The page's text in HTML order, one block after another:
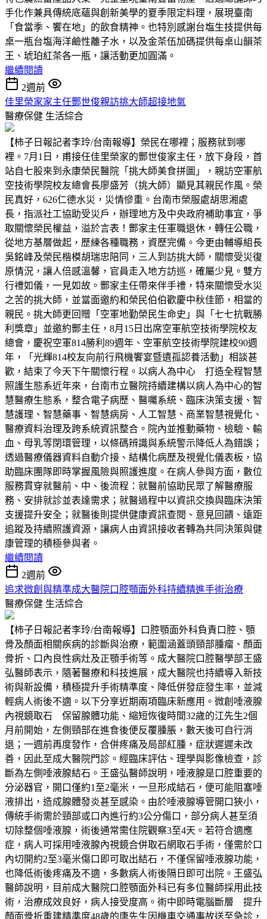
手化作兼具傳統底蘊與創新美學的夏季限定料理，展現臺南
「食當季、饗在地」的飲食精神。也特別感謝台塩生技提供每
桌一瓶台塩海洋鹼性離子水，以及金茶伍加碼提供每桌山韻茶
王、琥珀紅茶各一瓶，讓活動更加圓滿。
繼續閱讀
2週前
佳里榮家家主任酆世俊親訪挑大師超接地氣
醫療保健 生活綜合
【柿子日報記者李玲/台南報導】榮民在哪裡；服務就到哪
裡。7月1日，甫接任佳里榮家的酆世俊家主任，放下身段，首
站自七股來到永康榮民醫院「挑大師美食拼圖」，親訪空軍航
空技術學院校友總會長廖盛芳（挑大師）顯見其親民作風。榮
民真好，626仁德水災，災情慘重。台南市榮服處胡思湘處
長，指派社工協助受災戶，辦理地方及中央政府補助事宜，爭
取關懷榮民權益，溢於言表！酆家主任軍職退休，轉任公職，
從地方基層做起，歷練各種職務，資歷完備。今更由輔導組長
吳銘峰及榮民楷模胡瑞忠陪同，三人到訪挑大師，關懷受災復
原情況，讓人倍感溫馨，官員走入地方訪巡，確屬少見。雙方
行禮如儀，一見如故。酆家主任帶來伴手禮，特來關懷受水災
之苦的挑大師，並當面邀約和榮民伯伯歡慶中秋佳節，相當的
親民。挑大師更回贈「空軍地勤榮民生命史」與「七七抗戰勝
利獎章」並邀約酆主任，8月15日出席空軍航空技術學院校友
總會，慶祝空軍814勝利89週年、空軍航空技術學院建校90週
年，「光輝814校友向前行飛機饗宴暨遺孤認養活動」相談甚
歡，結束了今天下午關懷行程。以病人為中心 打造全程智慧
照護生態系近年來，台南市立醫院持續建構以病人為中心的智
慧醫療生態系，整合電子病歷、醫囑系統、臨床決策支援、智
慧護理、智慧藥事、智慧病房、人工智慧、商業智慧視覺化、
醫療資料治理及跨系統資訊整合。院內並推動藥物、檢驗、輸
血、母乳等閉環管理，以條碼辨識與系統警示降低人為錯誤；
透過醫療儀器資料自動介接、結構化病歷及視覺化儀表板，協
助臨床團隊即時掌握風險與照護進度。在病人參與方面，數位
服務貫穿就醫前、中、後流程：就醫前協助民眾了解醫療服
務、安排就診並表達需求；就醫過程中以資訊交換與臨床決策
支援提升安全；就醫後則提供健康資訊查閱、意見回饋、遠距
追蹤及持續照護資源，讓病人由資訊接收者轉為共同決策與健
康管理的積極參與者。
繼續閱讀
2週前
追求微創與精準成大醫院口腔顎面外科持續精進手術治療
醫療保健 生活綜合
【柿子日報記者李玲/台南報導】口腔顎面外科負責口腔、顎
骨及顏面相關疾病的診斷與治療，範圍涵蓋頭頸部腫瘤、顏面
骨折、口內良性病灶及正顎手術等。成大醫院口腔醫學部王盛
弘醫師表示，隨著醫療和科技進展，成大醫院也持續導入新技
術與新設備，積極提升手術精準度、降低併發症發生率，並減
輕病人術後不適。以下分享近期兩項臨床新應用。微創唾液腺
內視鏡取石 保留腺體功能、縮短恢復時間32歲的江先生2個
月前開始，左側頸部在進食後便反覆腫脹，數天後可自行消
退；一週前再度發作，合併疼痛及局部紅腫，症狀遲遲未改
善，因此至成大醫院門診。經臨床評估、理學與影像檢查，診
斷為左側唾液腺結石。王盛弘醫師說明，唾液腺是口腔重要的
分泌器官，開口僅約1至2毫米，一旦形成結石，便可能阻塞唾
液排出，造成腺體發炎甚至感染。由於唾液腺導管開口狹小，
傳統手術需於頸部或口內進行約3公分傷口，部分病人甚至須
切除整個唾液腺，術後通常需住院觀察3至4天。若符合適應
症，病人可採用唾液腺內視鏡合併取石網取石手術，僅需於口
內切開約2至3毫米傷口即可取出結石，不僅保留唾液腺功能，
也降低術後疼痛及不適，多數病人術後隔日即可出院。王盛弘
醫師說明，目前成大醫院口腔顎面外科已有多位醫師採用此技
術，治療成效良好，病人接受度高。術中即時電腦斷層 提升
顏面骨折重建精準度48歲的唐先生因機車交通事故送至急診，